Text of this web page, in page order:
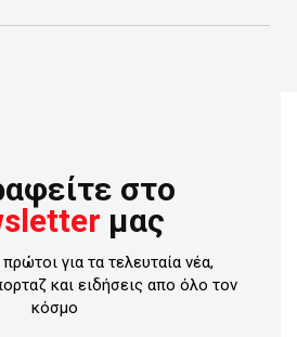
στο
μας
για τα τελευταία νέα,
και ειδήσεις απο όλο τον
κόσμο